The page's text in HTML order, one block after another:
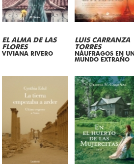
EL ALMA DE LAS
FLORES
VIVIANA RIVERO
LUIS CARRANZA
TORRES
NÁUFRAGOS EN UN
MUNDO EXTRAÑO